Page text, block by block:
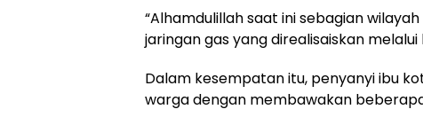
“Alhamdulillah saat ini sebagian
jaringan gas yang direalisaiskan
Dalam kesempatan itu, penyanyi ibu
warga dengan membawakan